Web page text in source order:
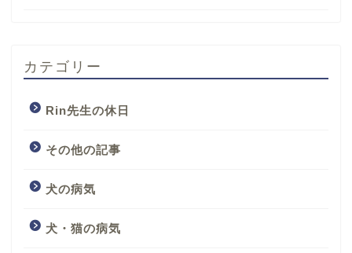
カテゴリー
Rin先生の休日
その他の記事
犬の病気
犬・猫の病気